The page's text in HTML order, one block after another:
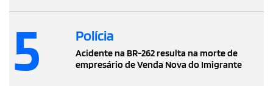
5 Polícia
Acidente na BR-262 resulta na morte de
empresário de Venda Nova do Imigrante